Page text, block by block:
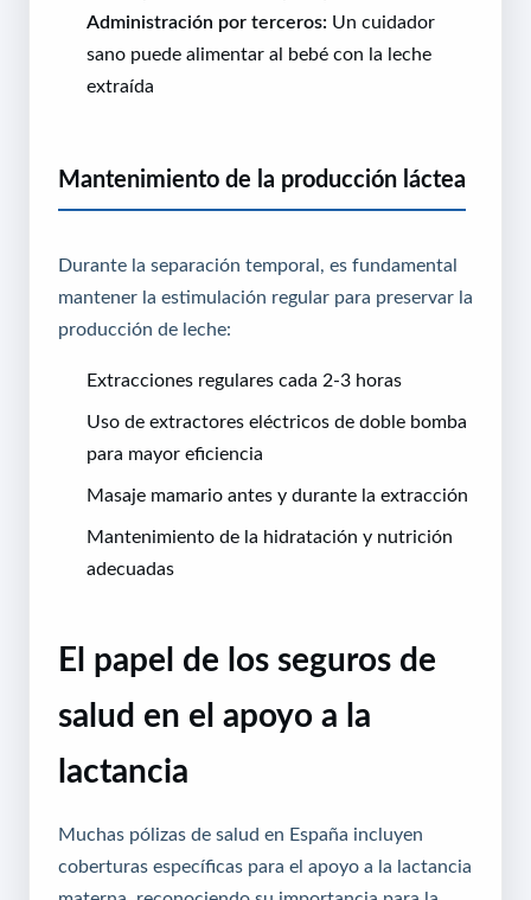
Administración por terceros: Un cuidador
sano puede alimentar al bebé con la leche
extraída
Mantenimiento de la producción láctea
Durante la separación temporal, es fundamental
mantener la estimulación regular para preservar la
producción de leche:
Extracciones regulares cada 2-3 horas
Uso de extractores eléctricos de doble bomba
para mayor eficiencia
Masaje mamario antes y durante la extracción
Mantenimiento de la hidratación y nutrición
adecuadas
El papel de los seguros de
salud en el apoyo a la
lactancia
Muchas pólizas de salud en España incluyen
coberturas específicas para el apoyo a la lactancia